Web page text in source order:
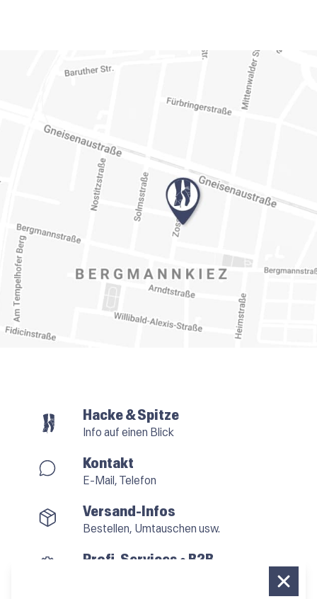
Hacke & Spitze
Info auf einen Blick
Kontakt
E-Mail, Telefon
Versand-Infos
Bestellen, Umtauschen usw.
Profi-Services • B2B